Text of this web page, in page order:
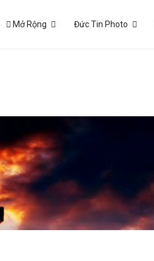
Mở Rộng Đức Tin Photo